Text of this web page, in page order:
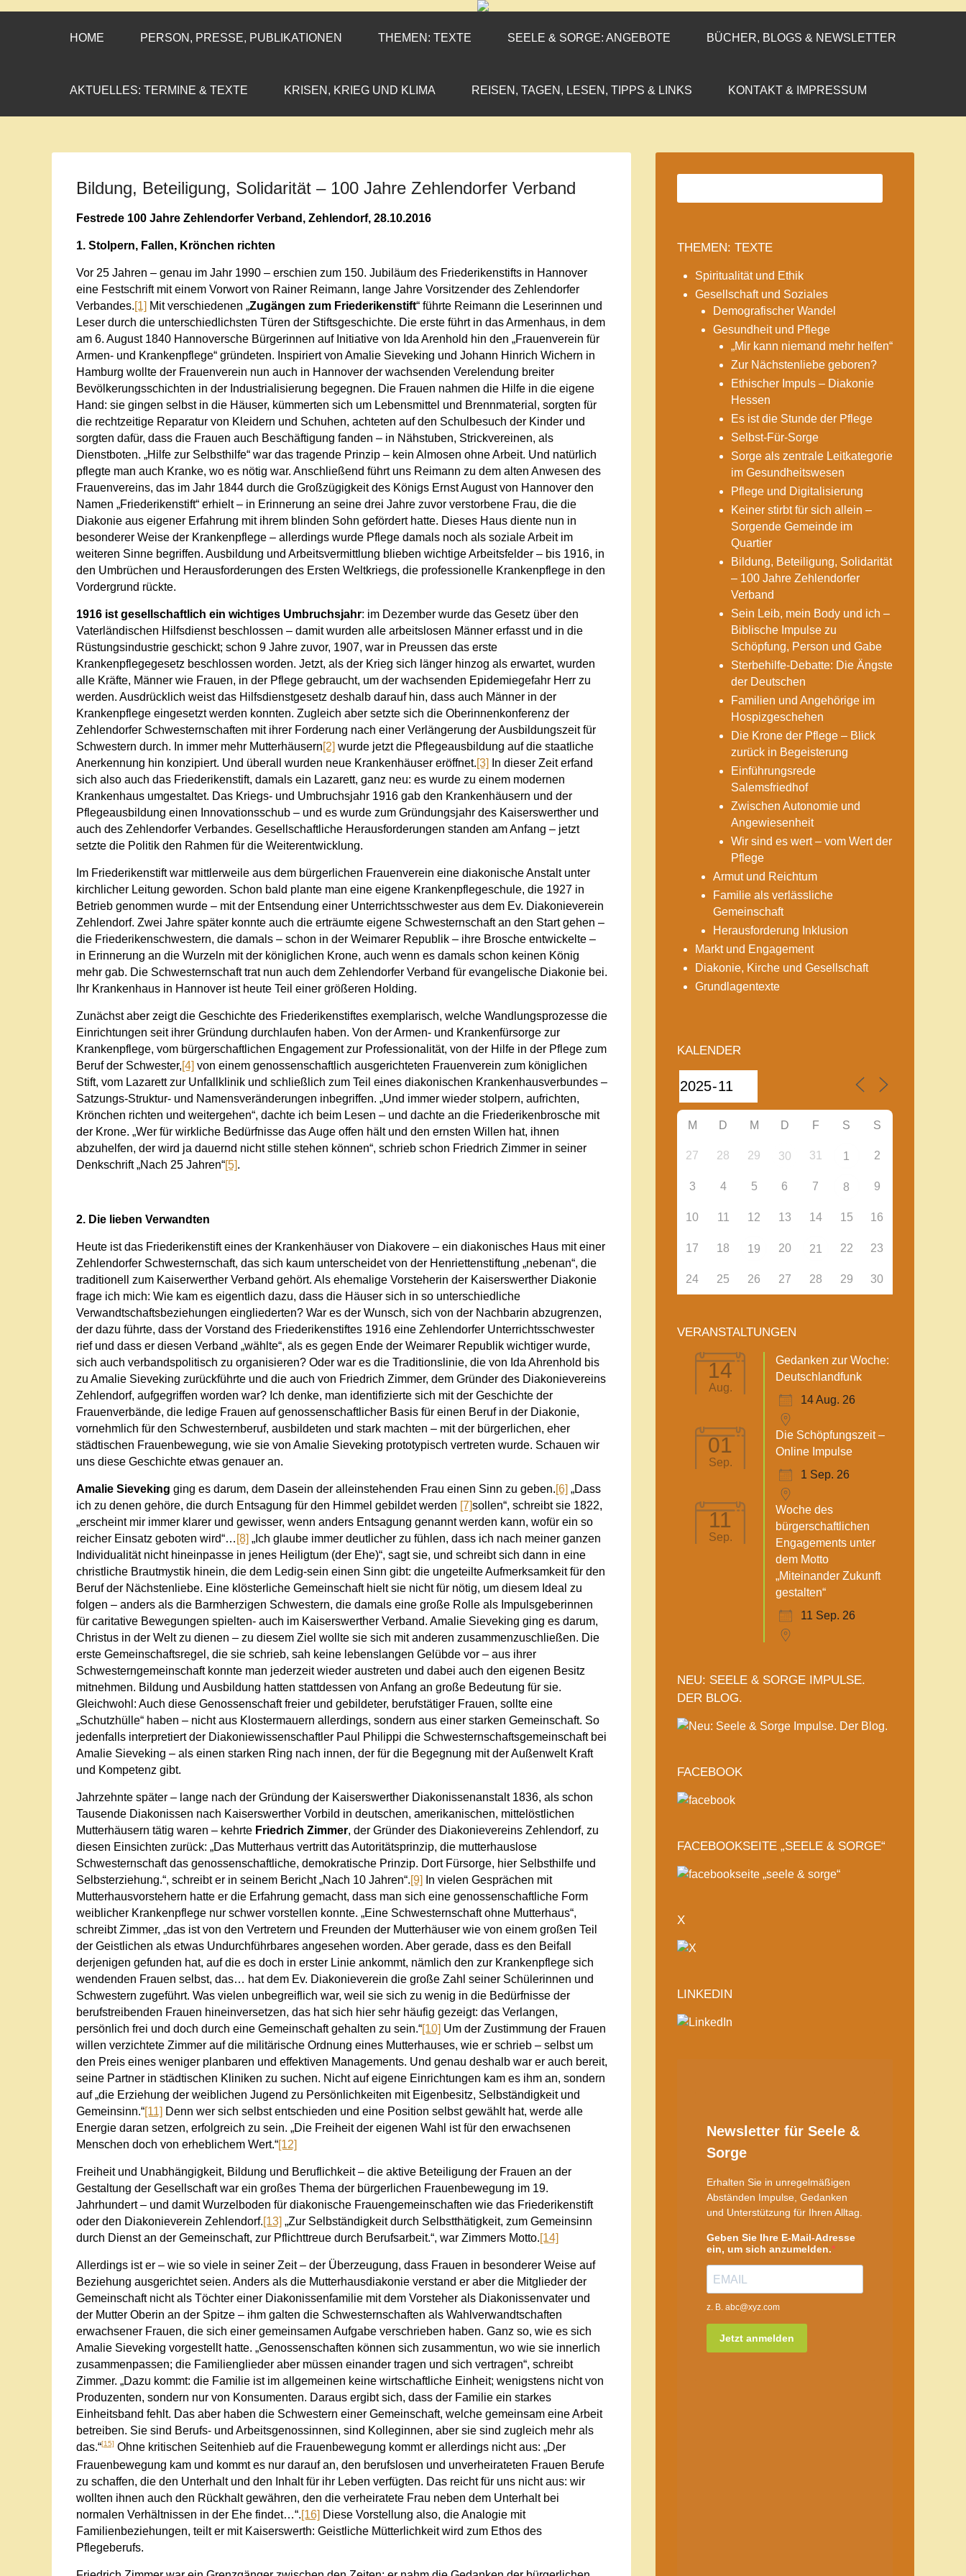
CORNELIA COENEN-MARX
»ENGAGEMENT MIT PROFIL«
HOME PERSON, PRESSE, PUBLIKATIONEN THEMEN: TEXTE SEELE & SORGE: ANGEBOTE BÜCHER, BLOGS & NEWSLETTER
AKTUELLES: TERMINE & TEXTE KRISEN, KRIEG UND KLIMA REISEN, TAGEN, LESEN, TIPPS & LINKS KONTAKT & IMPRESSUM
Bildung, Beteiligung, Solidarität – 100 Jahre Zehlendorfer Verband
Festrede 100 Jahre Zehlendorfer Verband, Zehlendorf, 28.10.2016
1. Stolpern, Fallen, Krönchen richten
Vor 25 Jahren – genau im Jahr 1990 – erschien zum 150. Jubiläum des Friederikenstifts in Hannover
eine Festschrift mit einem Vorwort von Rainer Reimann, lange Jahre Vorsitzender des Zehlendorfer
Verbandes.[1] Mit verschiedenen „Zugängen zum Friederikenstift“ führte Reimann die Leserinnen und
Leser durch die unterschiedlichsten Türen der Stiftsgeschichte. Die erste führt in das Armenhaus, in dem
am 6. August 1840 Hannoversche Bürgerinnen auf Initiative von Ida Arenhold hin den „Frauenverein für
Armen- und Krankenpflege“ gründeten. Inspiriert von Amalie Sieveking und Johann Hinrich Wichern in
Hamburg wollte der Frauenverein nun auch in Hannover der wachsenden Verelendung breiter
Bevölkerungsschichten in der Industrialisierung begegnen. Die Frauen nahmen die Hilfe in die eigene
Hand: sie gingen selbst in die Häuser, kümmerten sich um Lebensmittel und Brennmaterial, sorgten für
die rechtzeitige Reparatur von Kleidern und Schuhen, achteten auf den Schulbesuch der Kinder und
sorgten dafür, dass die Frauen auch Beschäftigung fanden – in Nähstuben, Strickvereinen, als
Dienstboten. „Hilfe zur Selbsthilfe“ war das tragende Prinzip – kein Almosen ohne Arbeit. Und natürlich
pflegte man auch Kranke, wo es nötig war. Anschließend führt uns Reimann zu dem alten Anwesen des
Frauenvereins, das im Jahr 1844 durch die Großzügigkeit des Königs Ernst August von Hannover den
Namen „Friederikenstift“ erhielt – in Erinnerung an seine drei Jahre zuvor verstorbene Frau, die die
Diakonie aus eigener Erfahrung mit ihrem blinden Sohn gefördert hatte. Dieses Haus diente nun in
besonderer Weise der Krankenpflege – allerdings wurde Pflege damals noch als soziale Arbeit im
weiteren Sinne begriffen. Ausbildung und Arbeitsvermittlung blieben wichtige Arbeitsfelder – bis 1916, in
den Umbrüchen und Herausforderungen des Ersten Weltkriegs, die professionelle Krankenpflege in den
Vordergrund rückte.
1916 ist gesellschaftlich ein wichtiges Umbruchsjahr: im Dezember wurde das Gesetz über den
Vaterländischen Hilfsdienst beschlossen – damit wurden alle arbeitslosen Männer erfasst und in die
Rüstungsindustrie geschickt; schon 9 Jahre zuvor, 1907, war in Preussen das erste
Krankenpflegegesetz beschlossen worden. Jetzt, als der Krieg sich länger hinzog als erwartet, wurden
alle Kräfte, Männer wie Frauen, in der Pflege gebraucht, um der wachsenden Epidemiegefahr Herr zu
werden. Ausdrücklich weist das Hilfsdienstgesetz deshalb darauf hin, dass auch Männer in der
Krankenpflege eingesetzt werden konnten. Zugleich aber setzte sich die Oberinnenkonferenz der
Zehlendorfer Schwesternschaften mit ihrer Forderung nach einer Verlängerung der Ausbildungszeit für
Schwestern durch. In immer mehr Mutterhäusern[2] wurde jetzt die Pflegeausbildung auf die staatliche
Anerkennung hin konzipiert. Und überall wurden neue Krankenhäuser eröffnet.[3] In dieser Zeit erfand
sich also auch das Friederikenstift, damals ein Lazarett, ganz neu: es wurde zu einem modernen
Krankenhaus umgestaltet. Das Kriegs- und Umbruchsjahr 1916 gab den Krankenhäusern und der
Pflegeausbildung einen Innovationsschub – und es wurde zum Gründungsjahr des Kaiserswerther und
auch des Zehlendorfer Verbandes. Gesellschaftliche Herausforderungen standen am Anfang – jetzt
setzte die Politik den Rahmen für die Weiterentwicklung.
Im Friederikenstift war mittlerweile aus dem bürgerlichen Frauenverein eine diakonische Anstalt unter
kirchlicher Leitung geworden. Schon bald plante man eine eigene Krankenpflegeschule, die 1927 in
Betrieb genommen wurde – mit der Entsendung einer Unterrichtsschwester aus dem Ev. Diakonieverein
Zehlendorf. Zwei Jahre später konnte auch die erträumte eigene Schwesternschaft an den Start gehen –
die Friederikenschwestern, die damals – schon in der Weimarer Republik – ihre Brosche entwickelte –
in Erinnerung an die Wurzeln mit der königlichen Krone, auch wenn es damals schon keinen König
mehr gab. Die Schwesternschaft trat nun auch dem Zehlendorfer Verband für evangelische Diakonie bei.
Ihr Krankenhaus in Hannover ist heute Teil einer größeren Holding.
Zunächst aber zeigt die Geschichte des Friederikenstiftes exemplarisch, welche Wandlungsprozesse die
Einrichtungen seit ihrer Gründung durchlaufen haben. Von der Armen- und Krankenfürsorge zur
Krankenpflege, vom bürgerschaftlichen Engagement zur Professionalität, von der Hilfe in der Pflege zum
Beruf der Schwester,[4] von einem genossenschaftlich ausgerichteten Frauenverein zum königlichen
Stift, vom Lazarett zur Unfallklinik und schließlich zum Teil eines diakonischen Krankenhausverbundes –
Satzungs-Struktur- und Namensveränderungen inbegriffen. „Und immer wieder stolpern, aufrichten,
Krönchen richten und weitergehen“, dachte ich beim Lesen – und dachte an die Friederikenbrosche mit
der Krone. „Wer für wirkliche Bedürfnisse das Auge offen hält und den ernsten Willen hat, ihnen
abzuhelfen, der wird ja dauernd nicht stille stehen können“, schrieb schon Friedrich Zimmer in seiner
Denkschrift „Nach 25 Jahren“[5].
2. Die lieben Verwandten
Heute ist das Friederikenstift eines der Krankenhäuser von Diakovere – ein diakonisches Haus mit einer
Zehlendorfer Schwesternschaft, das sich kaum unterscheidet von der Henriettenstiftung „nebenan“, die
traditionell zum Kaiserwerther Verband gehört. Als ehemalige Vorsteherin der Kaiserswerther Diakonie
frage ich mich: Wie kam es eigentlich dazu, dass die Häuser sich in so unterschiedliche
Verwandtschaftsbeziehungen eingliederten? War es der Wunsch, sich von der Nachbarin abzugrenzen,
der dazu führte, dass der Vorstand des Friederikenstiftes 1916 eine Zehlendorfer Unterrichtsschwester
rief und dass er diesen Verband „wählte“, als es gegen Ende der Weimarer Republik wichtiger wurde,
sich auch verbandspolitisch zu organisieren? Oder war es die Traditionslinie, die von Ida Ahrenhold bis
zu Amalie Sieveking zurückführte und die auch von Friedrich Zimmer, dem Gründer des Diakonievereins
Zehlendorf, aufgegriffen worden war? Ich denke, man identifizierte sich mit der Geschichte der
Frauenverbände, die ledige Frauen auf genossenschaftlicher Basis für einen Beruf in der Diakonie,
vornehmlich für den Schwesternberuf, ausbildeten und stark machten – mit der bürgerlichen, eher
städtischen Frauenbewegung, wie sie von Amalie Sieveking prototypisch vertreten wurde. Schauen wir
uns diese Geschichte etwas genauer an.
Amalie Sieveking ging es darum, dem Dasein der alleinstehenden Frau einen Sinn zu geben.[6] „Dass
ich zu denen gehöre, die durch Entsagung für den Himmel gebildet werden [7]sollen“, schreibt sie 1822,
„erscheint mir immer klarer und gewisser, wenn anders Entsagung genannt werden kann, wofür ein so
reicher Einsatz geboten wird“… [8] „Ich glaube immer deutlicher zu fühlen, dass ich nach meiner ganzen
Individualität nicht hineinpasse in jenes Heiligtum (der Ehe)“, sagt sie, und schreibt sich dann in eine
christliche Brautmystik hinein, die dem Ledig-sein einen Sinn gibt: die ungeteilte Aufmerksamkeit für den
Beruf der Nächstenliebe. Eine klösterliche Gemeinschaft hielt sie nicht für nötig, um diesem Ideal zu
folgen – anders als die Barmherzigen Schwestern, die damals eine große Rolle als Impulsgeberinnen
für caritative Bewegungen spielten- auch im Kaiserswerther Verband. Amalie Sieveking ging es darum,
Christus in der Welt zu dienen – zu diesem Ziel wollte sie sich mit anderen zusammenzuschließen. Die
erste Gemeinschaftsregel, die sie schrieb, sah keine lebenslangen Gelübde vor – aus ihrer
Schwesterngemeinschaft konnte man jederzeit wieder austreten und dabei auch den eigenen Besitz
mitnehmen. Bildung und Ausbildung hatten stattdessen von Anfang an große Bedeutung für sie.
Gleichwohl: Auch diese Genossenschaft freier und gebildeter, berufstätiger Frauen, sollte eine
„Schutzhülle“ haben – nicht aus Klostermauern allerdings, sondern aus einer starken Gemeinschaft. So
jedenfalls interpretiert der Diakoniewissenschaftler Paul Philippi die Schwesternschaftsgemeinschaft bei
Amalie Sieveking – als einen starken Ring nach innen, der für die Begegnung mit der Außenwelt Kraft
und Kompetenz gibt.
Jahrzehnte später – lange nach der Gründung der Kaiserswerther Diakonissenanstalt 1836, als schon
Tausende Diakonissen nach Kaiserswerther Vorbild in deutschen, amerikanischen, mittelöstlichen
Mutterhäusern tätig waren – kehrte Friedrich Zimmer, der Gründer des Diakonievereins Zehlendorf, zu
diesen Einsichten zurück: „Das Mutterhaus vertritt das Autoritätsprinzip, die mutterhauslose
Schwesternschaft das genossenschaftliche, demokratische Prinzip. Dort Fürsorge, hier Selbsthilfe und
Selbsterziehung.“, schreibt er in seinem Bericht „Nach 10 Jahren“.[9] In vielen Gesprächen mit
Mutterhausvorstehern hatte er die Erfahrung gemacht, dass man sich eine genossenschaftliche Form
weiblicher Krankenpflege nur schwer vorstellen konnte. „Eine Schwesternschaft ohne Mutterhaus“,
schreibt Zimmer, „das ist von den Vertretern und Freunden der Mutterhäuser wie von einem großen Teil
der Geistlichen als etwas Undurchführbares angesehen worden. Aber gerade, dass es den Beifall
derjenigen gefunden hat, auf die es doch in erster Linie ankommt, nämlich den zur Krankenpflege sich
wendenden Frauen selbst, das… hat dem Ev. Diakonieverein die große Zahl seiner Schülerinnen und
Schwestern zugeführt. Was vielen unbegreiflich war, weil sie sich zu wenig in die Bedürfnisse der
berufstreibenden Frauen hineinversetzen, das hat sich hier sehr häufig gezeigt: das Verlangen,
persönlich frei und doch durch eine Gemeinschaft gehalten zu sein.“[10] Um der Zustimmung der Frauen
willen verzichtete Zimmer auf die militärische Ordnung eines Mutterhauses, wie er schrieb – selbst um
den Preis eines weniger planbaren und effektiven Managements. Und genau deshalb war er auch bereit,
seine Partner in städtischen Kliniken zu suchen. Nicht auf eigene Einrichtungen kam es ihm an, sondern
auf „die Erziehung der weiblichen Jugend zu Persönlichkeiten mit Eigenbesitz, Selbständigkeit und
Gemeinsinn.“[11] Denn wer sich selbst entschieden und eine Position selbst gewählt hat, werde alle
Energie daran setzen, erfolgreich zu sein. „Die Freiheit der eigenen Wahl ist für den erwachsenen
Menschen doch von erheblichem Wert.“[12]
Freiheit und Unabhängigkeit, Bildung und Beruflichkeit – die aktive Beteiligung der Frauen an der
Gestaltung der Gesellschaft war ein großes Thema der bürgerlichen Frauenbewegung im 19.
Jahrhundert – und damit Wurzelboden für diakonische Frauengemeinschaften wie das Friederikenstift
oder den Diakonieverein Zehlendorf.[13] „Zur Selbständigkeit durch Selbstthätigkeit, zum Gemeinsinn
durch Dienst an der Gemeinschaft, zur Pflichttreue durch Berufsarbeit.“, war Zimmers Motto.[14]
Allerdings ist er – wie so viele in seiner Zeit – der Überzeugung, dass Frauen in besonderer Weise auf
Beziehung ausgerichtet seien. Anders als die Mutterhausdiakonie verstand er aber die Mitglieder der
Gemeinschaft nicht als Töchter einer Diakonissenfamilie mit dem Vorsteher als Diakonissenvater und
der Mutter Oberin an der Spitze – ihm galten die Schwesternschaften als Wahlverwandtschaften
erwachsener Frauen, die sich einer gemeinsamen Aufgabe verschrieben haben. Ganz so, wie es sich
Amalie Sieveking vorgestellt hatte. „Genossenschaften können sich zusammentun, wo wie sie innerlich
zusammenpassen; die Familienglieder aber müssen einander tragen und sich vertragen“, schreibt
Zimmer. „Dazu kommt: die Familie ist im allgemeinen keine wirtschaftliche Einheit; wenigstens nicht von
Produzenten, sondern nur von Konsumenten. Daraus ergibt sich, dass der Familie ein starkes
Einheitsband fehlt. Das aber haben die Schwestern einer Gemeinschaft, welche gemeinsam eine Arbeit
betreiben. Sie sind Berufs- und Arbeitsgenossinnen, sind Kolleginnen, aber sie sind zugleich mehr als
das.“[15] Ohne kritischen Seitenhieb auf die Frauenbewegung kommt er allerdings nicht aus: „Der
Frauenbewegung kam und kommt es nur darauf an, den berufslosen und unverheirateten Frauen Berufe
zu schaffen, die den Unterhalt und den Inhalt für ihr Leben verfügten. Das reicht für uns nicht aus: wir
wollten ihnen auch den Rückhalt gewähren, den die verheiratete Frau neben dem Unterhalt bei
normalen Verhältnissen in der Ehe findet…“.[16] Diese Vorstellung also, die Analogie mit
Familienbeziehungen, teilt er mit Kaiserswerth: Geistliche Mütterlichkeit wird zum Ethos des
Pflegeberufs.
THEMEN: TEXTE
Spiritualität und Ethik
Gesellschaft und Soziales
Demografischer Wandel
Gesundheit und Pflege
„Mir kann niemand mehr helfen“
Zur Nächstenliebe geboren?
Ethischer Impuls – Diakonie
Hessen
Es ist die Stunde der Pflege
Selbst-Für-Sorge
Sorge als zentrale Leitkategorie
im Gesundheitswesen
Pflege und Digitalisierung
Keiner stirbt für sich allein –
Sorgende Gemeinde im
Quartier
Bildung, Beteiligung, Solidarität
– 100 Jahre Zehlendorfer
Verband
Sein Leib, mein Body und ich –
Biblische Impulse zu
Schöpfung, Person und Gabe
Sterbehilfe-Debatte: Die Ängste
der Deutschen
Familien und Angehörige im
Hospizgeschehen
Die Krone der Pflege – Blick
zurück in Begeisterung
Einführungsrede
Salemsfriedhof
Zwischen Autonomie und
Angewiesenheit
Wir sind es wert – vom Wert der
Pflege
Armut und Reichtum
Familie als verlässliche
Gemeinschaft
Herausforderung Inklusion
Markt und Engagement
Diakonie, Kirche und Gesellschaft
Grundlagentexte
KALENDER
M D M D F S S
27 28 29 30 31 1 2
3 4 5 6 7 8 9
10 11 12 13 14 15 16
17 18 19 20 21 22 23
24 25 26 27 28 29 30
VERANSTALTUNGEN
14
Aug.
Gedanken zur Woche:
Deutschlandfunk
14 Aug. 26
01
Sep.
Die Schöpfungszeit –
Online Impulse
1 Sep. 26
11
Sep.
Woche des
bürgerschaftlichen
Engagements unter
dem Motto
„Miteinander Zukunft
gestalten“
11 Sep. 26
NEU: SEELE & SORGE IMPULSE.
DER BLOG.
FACEBOOK
FACEBOOKSEITE „SEELE & SORGE“
X
LINKEDIN